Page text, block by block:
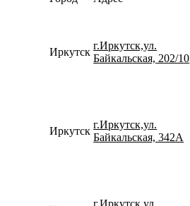
Иркутск
г.Иркутск,ул.
Байкальская, 202/10
Иркутск
г.Иркутск,ул.
Байкальская, 342А
г.Иркутск,ул.